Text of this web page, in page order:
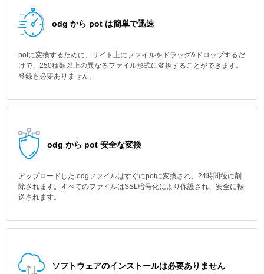
odg から pot は簡単で迅速
potに変換するために、サイト上にファイルをドラッグ&ドロップするだ
けで、250種類以上の異なるファイル形式に変換することができます。
登録も必要ありません。
odg から pot 安全な変換
アップロードした odgファイルはすぐにpotに変換され、24時間後に削
除されます。すべてのファイルはSSL暗号化により保護され、安全に転
送されます。
ソフトウェアのインストールは必要ありません